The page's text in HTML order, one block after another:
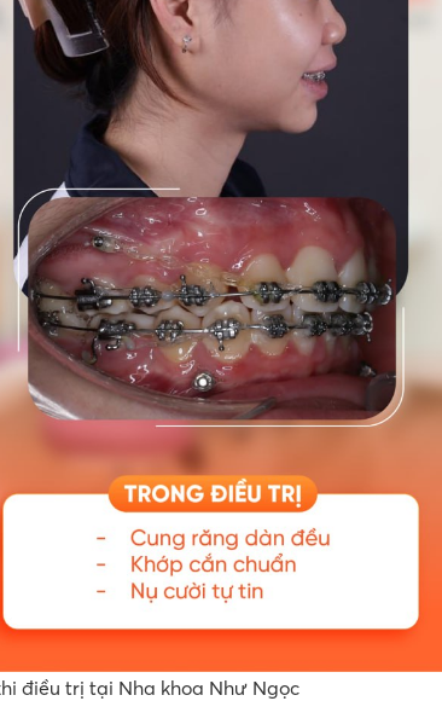
điều trị tại Nha khoa Như Ngọc